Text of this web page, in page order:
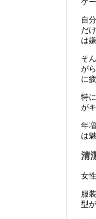
自
だ
は
そ
が
に
特
が
年
は
清
女
服
型